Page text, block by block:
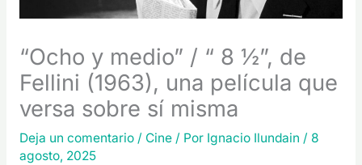
“Ocho y medio” / “ 8 ½”, de
Fellini (1963), una película que
versa sobre sí misma
Deja un comentario / Cine/ Por Ignacio Ilundain / 8
agosto, 2025